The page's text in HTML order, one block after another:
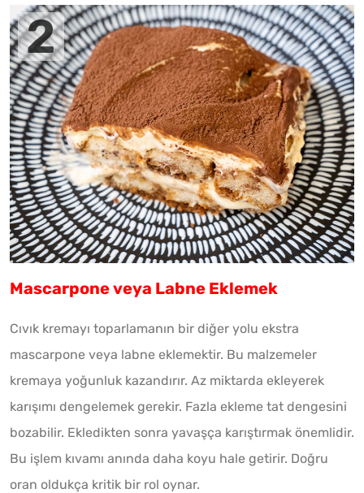
Mascarpone veya Labne Eklemek
Cıvık kremayı toparlamanın bir diğer yolu ekstra
mascarpone veya labne eklemektir. Bu malzemeler
kremaya yoğunluk kazandırır. Az miktarda ekleyerek
karışımı dengelemek gerekir. Fazla ekleme tat dengesini
bozabilir. Ekledikten sonra yavaşça karıştırmak önemlidir.
Bu işlem kıvamı anında daha koyu hale getirir. Doğru
oran oldukça kritik bir rol oynar.